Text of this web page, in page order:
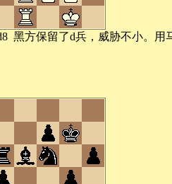
黑方保留了d兵，威胁不小。用